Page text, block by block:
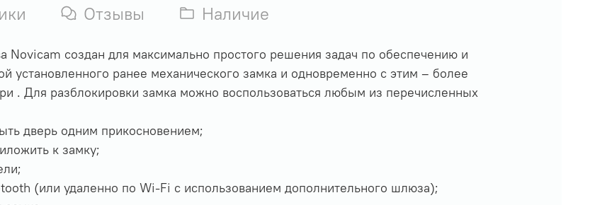
Отзывы Наличие
Novicam создан для максимально простого решения задач по обеспечению и
установленного ранее механического замка и одновременно с этим – более
. Для разблокировки замка можно воспользоваться любым из перечисленных
дверь одним прикосновением;
к замку;
(или удаленно по Wi-Fi с использованием дополнительного шлюза);